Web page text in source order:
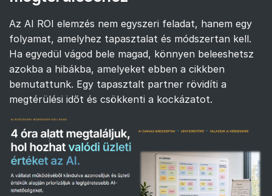
Az AI ROI elemzés nem egyszeri feladat, hanem egy
folyamat, amelyhez tapasztalat és módszertan kell.
Ha egyedül vágod bele magad, könnyen beleeshetsz
azokba a hibákba, amelyeket ebben a cikkben
bemutattunk. Egy tapasztalt partner rövidíti a
megtérülési időt és csökkenti a kockázatot.